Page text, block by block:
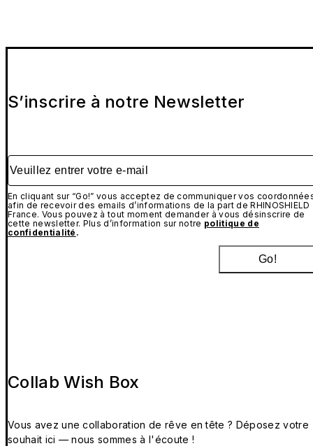
S’inscrire à notre Newsletter
Veuillez entrer votre e-mail
En cliquant sur “Go!” vous acceptez de communiquer vos
afin de recevoir des emails d’informations de la part de RHINOSHIELD
France. Vous pouvez à tout moment demander à vous désinscrire de
cette newsletter. Plus d’information sur notre politique de
confidentialité .
Go!
Collab Wish Box
Vous avez une collaboration de rêve en tête ? Déposez votre
souhait ici — nous sommes à l'écoute !